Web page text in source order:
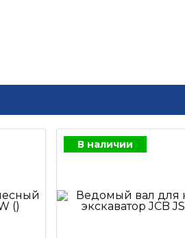
В наличии